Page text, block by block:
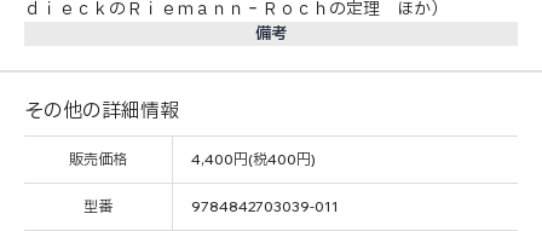
ｄｉｅｃｋのＲｉｅｍａｎｎ‐Ｒｏｃｈの定理 ほか）
備考
その他の詳細情報
販売価格 4,400円(税400円)
型番 9784842703039-011